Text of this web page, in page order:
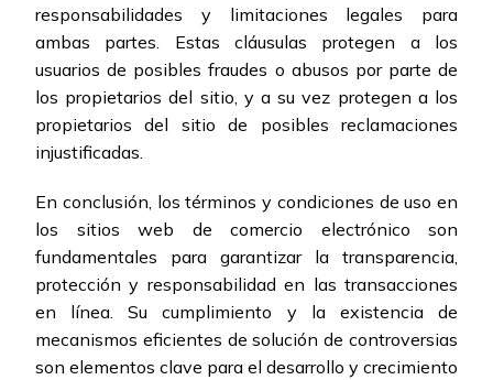
responsabilidades y limitaciones legales para
ambas partes. Estas cláusulas protegen a los
usuarios de posibles fraudes o abusos por parte de
los propietarios del sitio, y a su vez protegen a los
propietarios del sitio de posibles reclamaciones
injustificadas.
En conclusión, los términos y condiciones de uso en
los sitios web de comercio electrónico son
fundamentales para garantizar la transparencia,
protección y responsabilidad en las transacciones
en línea. Su cumplimiento y la existencia de
mecanismos eficientes de solución de controversias
son elementos clave para el desarrollo y crecimiento